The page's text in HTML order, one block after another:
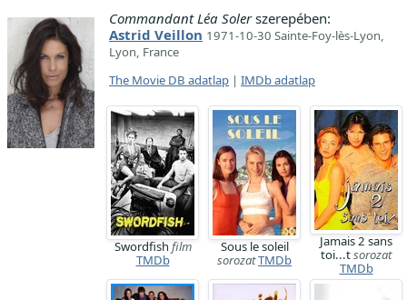
Commandant Léa Solerszerepében:
Astrid Veillon 1971-10-30 Sainte-Foy-lès-Lyon,
Lyon, France
The Movie DB adatlap | IMDb adatlap
Swordfish film
TMDb
Sous le soleil
sorozatTMDb
Jamais 2 sans
toi...tsorozat
TMDb